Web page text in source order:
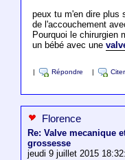
peux tu m'en dire plus
de l'accouchement
Pourquoi le chirurgien
un bébé avec une
Répondre Citer
Florence
Re: Valve mecanique
grossesse
jeudi 9 juillet 2015